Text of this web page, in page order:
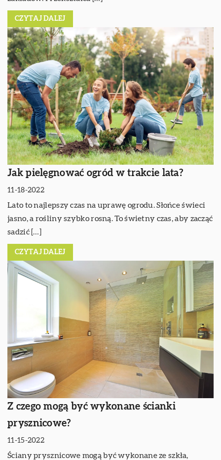
CZYTAJ DALEJ
Jak pielęgnować ogród w trakcie lata?
11-18-2022
Lato to najlepszy czas na uprawę ogrodu. Słońce świeci
jasno, a rośliny szybko rosną. To świetny czas, aby zacząć
sadzić […]
CZYTAJ DALEJ
Z czego mogą być wykonane ścianki
prysznicowe?
11-15-2022
Ściany prysznicowe mogą być wykonane ze szkła,